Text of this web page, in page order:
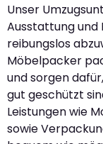
Unser
Ausstattung und
reibungslos
Möbelpacker
und sorgen
gut geschützt
Leistungen wie
sowie